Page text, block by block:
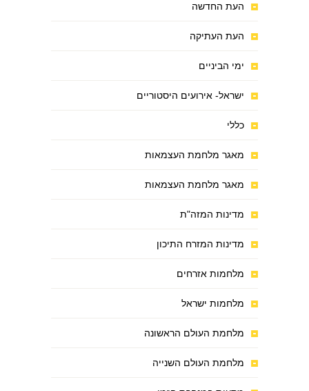
העת החדשה
העת העתיקה
ימי הביניים
ישראל- אירועים היסטוריים
כללי
מאגר מלחמת העצמאות
מאגר מלחמת העצמאות
מדינות המזה"ת
מדינות המזרח התיכון
מלחמות אזרחים
מלחמות ישראל
מלחמת העולם הראשונה
מלחמת העולם השנייה